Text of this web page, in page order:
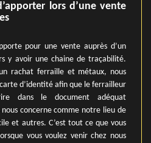
lors d’une vente
pour une vente auprès d’un
y avoir une chaine de traçabilité.
rachat ferraille et métaux, nous
d’identité afin que le ferrailleur
dans le document adéquat
nous concerne comme notre lieu de
et autres. C’est tout ce que vous
vous voulez venir chez nous